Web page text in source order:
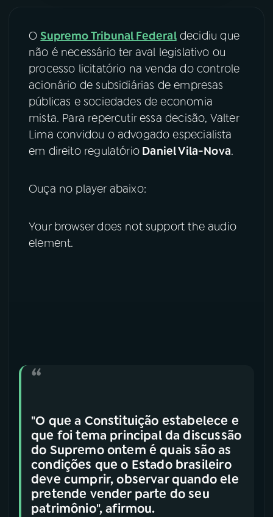
07 ÚLTIMAS
08FESTIVAL DE MÚSICA
ACOMPANHE A RÁDIO NACIONAL
YouTube Facebook
OSupremo Tribunal Federaldecidiu que
não é necessário ter aval legislativo ou
processo licitatório na venda do controle
acionário de subsidiárias de empresas
públicas e sociedades de economia
mista. Para repercutir essa decisão, Valter
Lima convidou o advogado especialista
em direito regulatórioDaniel Vila-Nova.
Ouça no player abaixo:
Your browser does not support the audio
element.
"O que a Constituição estabelece e
que foi tema principal da discussão
do Supremo ontem é quais são as
condições que o Estado brasileiro
deve cumprir, observar quando ele
pretende vender parte do seu
patrimônio", afirmou.